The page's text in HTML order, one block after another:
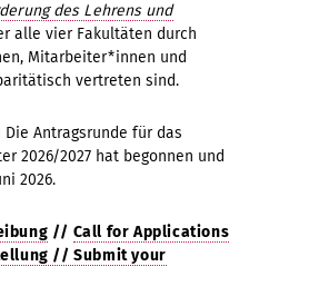
des Lehrens und
alle vier Fakultäten durch
Mitarbeiter*innen und
vertreten sind.
Die Antragsrunde für das
2026/2027 hat begonnen und
2026.
// Call for Applications
// Submit your